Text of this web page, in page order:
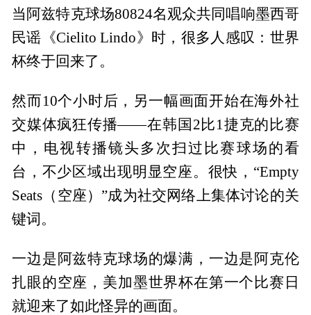
当阿兹特克球场80824名观众共同唱响墨西哥
民谣《Cielito Lindo》时，很多人感叹：世界
杯终于回来了。
然而10个小时后，另一幅画面开始在海外社
交媒体疯狂传播——在韩国2比1捷克的比赛
中，电视转播镜头多次扫过比赛球场的看
台，不少区域出现明显空座。很快，“Empty
Seats（空座）”成为社交网络上集体讨论的关
键词。
一边是阿兹特克球场的爆满，一边是阿克伦
扎眼的空座，美加墨世界杯在第一个比赛日
就迎来了如此怪异的画面。